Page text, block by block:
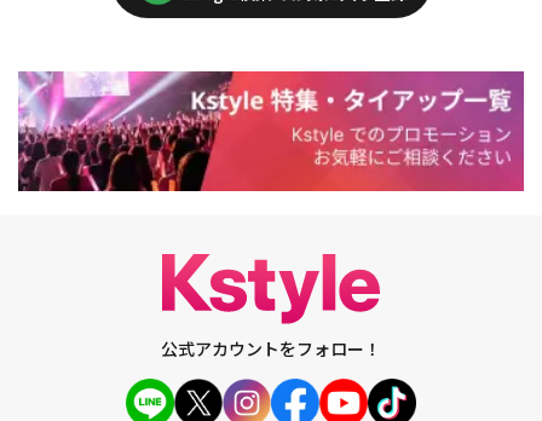
公式アカウントをフォロー！